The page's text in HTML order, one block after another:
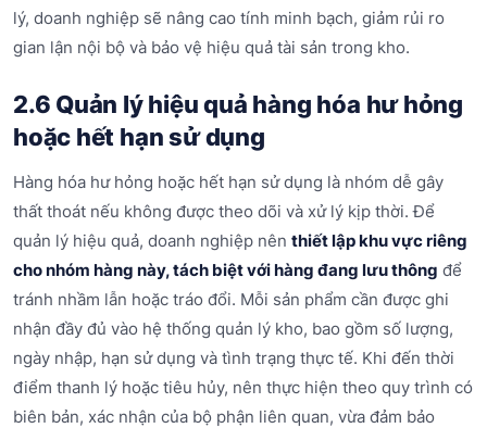
lý, doanh nghiệp sẽ nâng cao tính minh bạch, giảm rủi ro
gian lận nội bộ và bảo vệ hiệu quả tài sản trong kho.
2.6 Quản lý hiệu quả hàng hóa hư hỏng
hoặc hết hạn sử dụng
Hàng hóa hư hỏng hoặc hết hạn sử dụng là nhóm dễ gây
thất thoát nếu không được theo dõi và xử lý kịp thời. Để
quản lý hiệu quả, doanh nghiệp nên thiết lập khu vực riêng
cho nhóm hàng này, tách biệt với hàng đang lưu thông để
tránh nhầm lẫn hoặc tráo đổi. Mỗi sản phẩm cần được ghi
nhận đầy đủ vào hệ thống quản lý kho, bao gồm số lượng,
ngày nhập, hạn sử dụng và tình trạng thực tế. Khi đến thời
điểm thanh lý hoặc tiêu hủy, nên thực hiện theo quy trình có
biên bản, xác nhận của bộ phận liên quan, vừa đảm bảo